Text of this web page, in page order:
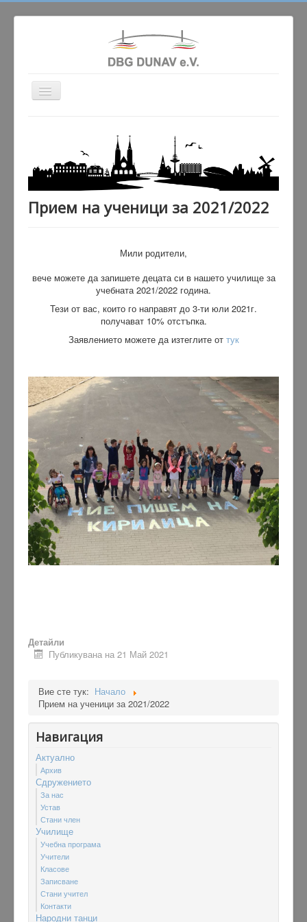
Превключи
навигация
Сдружението
Училище
Народни танци
Гaлерия
Прием на ученици за 2021/2022
Мили родители,
вече можете да запишете децата си в нашето училище за
учебната 2021/2022 година.
Тези от вас, които го направят до 3-ти юли 2021г.
получават 10% отстъпка.
Заявлението можете да изтеглите от тук
Детайли
Публикувана на 21 Май 2021
Вие сте тук: Начало
Прием на ученици за 2021/2022
Навигация
Актуално
Архив
Сдружението
За нас
Устав
Стани член
Училище
Учебна програма
Учители
Класове
Записване
Стани учител
Контакти
Народни танци